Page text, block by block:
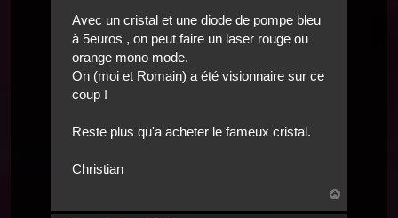
Avec un cristal et une diode de pompe bleu
à 5euros , on peut faire un laser rouge ou
orange mono mode.
On (moi et Romain) a été visionnaire sur ce
coup !
Reste plus qu'a acheter le fameux cristal.
Christian
oben